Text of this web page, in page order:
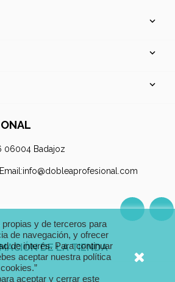



06004 Badajoz
DE LA TIENDA
y de terceros para
de navegación, y ofrecer
de interés. Para continuar
aceptar nuestra política
aceptar y cerrar este